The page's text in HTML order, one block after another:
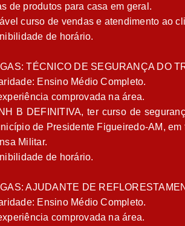
de produtos para casa em geral.
curso de vendas e atendimento ao
de horário.
TÉCNICO DE SEGURANÇA DO
Ensino Médio Completo.
comprovada na área.
B DEFINITIVA, ter curso de
de Presidente Figueiredo-AM, em
Militar.
de horário.
AJUDANTE DE
Ensino Médio Completo.
comprovada na área.